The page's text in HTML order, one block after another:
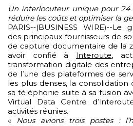
Un interlocuteur unique pour 24
réduire les coûts et optimiser la
PARIS--(BUSINESS WIRE)--Le
des principaux fournisseurs de
de capture documentaire de la
avoir confié à Interoute,
transformation digitale des
de l’une des plateformes de
les plus denses, la consolidation
sa téléphonie suite à sa fusion
Virtual Data Centre
activités réunies.
« Nous avions trois postes :